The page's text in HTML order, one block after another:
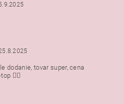
dodanie, tovar super, cena
👍🏻